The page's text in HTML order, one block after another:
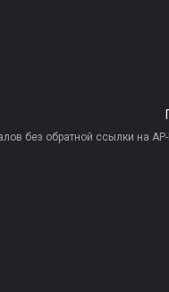
без обратной ссылки на